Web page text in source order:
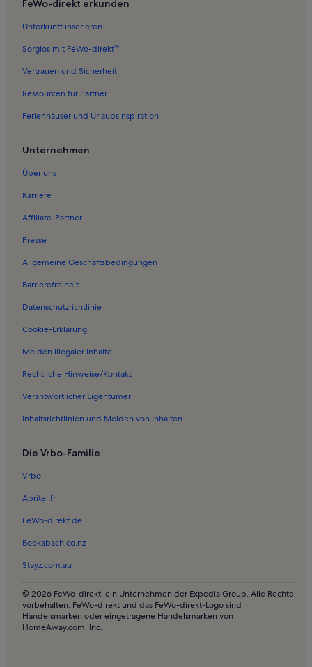
Ferienwohnungen in Doberschau-Gaußig
Ferienwohnungen in Göda
Ferienwohnungen in Alte Wasserkunst
Sorbisches Museum
Ferienwohnungen in Jenkwitz
Ferienwohnungen in Kleinwelka
Ferienwohnungen in Landkreis Bautzen
Häuser in Lohmen
Pensionen in Lohmen
Ferienwohnungen und Apartments in Lohmen
Häuser in Stolpen
Ferienwohnungen und Apartments in Stolpen
Häuser in Rathen
Ferienwohnungen und Apartments in Hohnstein
Ferienwohnungen und Apartments in Wilthen
Ferienwohnungen und Apartments in Arnsdorf
Häuser in Cunewalde
Ferienwohnungen und Apartments in Cunewalde
Ferienwohnungen und Apartments in Schirgiswalde-Kirschau
Longstay in Schirgiswalde-Kirschau
Hotels in Talsperre Bautzen
FeWo-direkt erkunden
Unterkunft inserieren
Sorglos mit FeWo-direkt™
Vertrauen und Sicherheit
Ressourcen für Partner
Ferienhäuser und Urlaubsinspiration
Unternehmen
Über uns
Karriere
Affiliate-Partner
Presse
Allgemeine Geschäftsbedingungen
Barrierefreiheit
Datenschutzrichtlinie
Cookie-Erklärung
Melden illegaler Inhalte
Rechtliche Hinweise/Kontakt
Verantwortlicher Eigentümer
Inhaltsrichtlinien und Melden von Inhalten
Die Vrbo-Familie
Vrbo
Abritel.fr
FeWo-direkt.de
Bookabach.co.nz
Stayz.com.au
© 2026 FeWo-direkt, ein Unternehmen der Expedia Group. Alle Rechte
vorbehalten. FeWo-direkt und das FeWo-direkt-Logo sind
Handelsmarken oder eingetragene Handelsmarken von
HomeAway.com, Inc.